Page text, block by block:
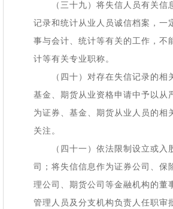
（三十九）将失信人员有关信
记录和统计从业人员诚信档案，一
事与会计、统计等有关的工作，不
计等有关专业职称。
（四十）对存在失信记录的相关
基金、期货从业资格申请中予以从
为证券、基金、期货从业人员的相
关注。
（四十一）依法限制设立或入
司；将失信信息作为证券公司、保
理公司、期货公司等金融机构的董
管理人员及分支机构负责人任职审